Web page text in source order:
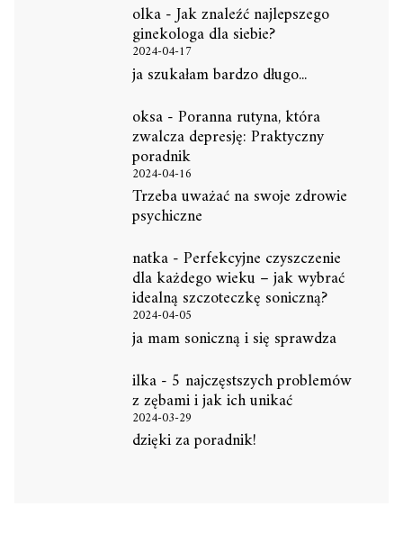
olka-Jak znaleźć najlepszego
ginekologa dla siebie?
2024-04-17
ja szukałam bardzo długo...
oksa-Poranna rutyna, która
zwalcza depresję: Praktyczny
poradnik
2024-04-16
Trzeba uważać na swoje zdrowie
psychiczne
natka-Perfekcyjne czyszczenie
dla każdego wieku – jak wybrać
idealną szczoteczkę soniczną?
2024-04-05
ja mam soniczną i się sprawdza
ilka- 5 najczęstszych problemów
z zębami i jak ich unikać
2024-03-29
dzięki za poradnik!